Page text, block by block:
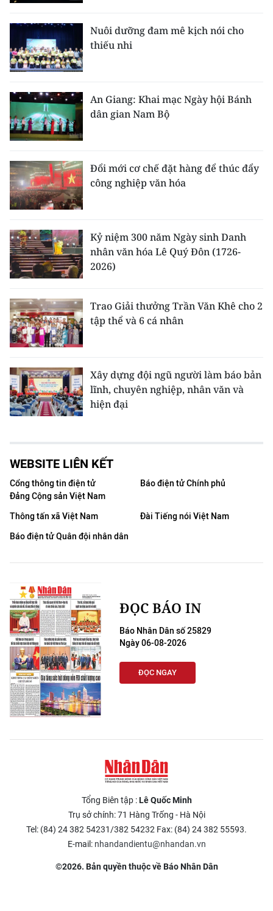
Nuôi dưỡng đam mê kịch nói cho
thiếu nhi
An Giang: Khai mạc Ngày hội Bánh
dân gian Nam Bộ
Đổi mới cơ chế đặt hàng để thúc đẩy
công nghiệp văn hóa
Kỷ niệm 300 năm Ngày sinh Danh
nhân văn hóa Lê Quý Đôn (1726-
2026)
Trao Giải thưởng Trần Văn Khê cho 2
tập thể và 6 cá nhân
Xây dựng đội ngũ người làm báo bản
lĩnh, chuyên nghiệp, nhân văn và
hiện đại
WEBSITE LIÊN KẾT
Cổng thông tin điện tử
Đảng Cộng sản Việt Nam
Báo điện tử Chính phủ
Thông tấn xã Việt Nam
Đài Tiếng nói Việt Nam
Báo điện tử Quân đội nhân dân
ĐỌC BÁO IN
Báo Nhân Dân số 25829
Ngày 06-08-2026
ĐỌC NGAY
Tổng Biên tập :Lê Quốc Minh
Trụ sở chính: 71 Hàng Trống - Hà Nội
Tel: (84) 24 382 54231/382 54232 Fax: (84) 24 382 55593.
E-mail: nhandandientu@nhandan.vn
©2026. Bản quyền thuộc về Báo Nhân Dân